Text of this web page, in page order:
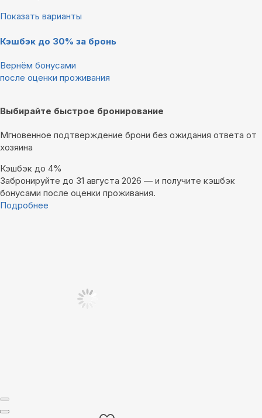
Показать варианты
Кэшбэк до 30% за бронь
Вернём бонусами
после оценки проживания
Выбирайте быстрое бронирование
Мгновенное подтверждение брони без ожидания ответа от
хозяина
Кэшбэк до 4%
Забронируйте до 31 августа 2026 — и получите кэшбэк
бонусами после оценки проживания.
Подробнее